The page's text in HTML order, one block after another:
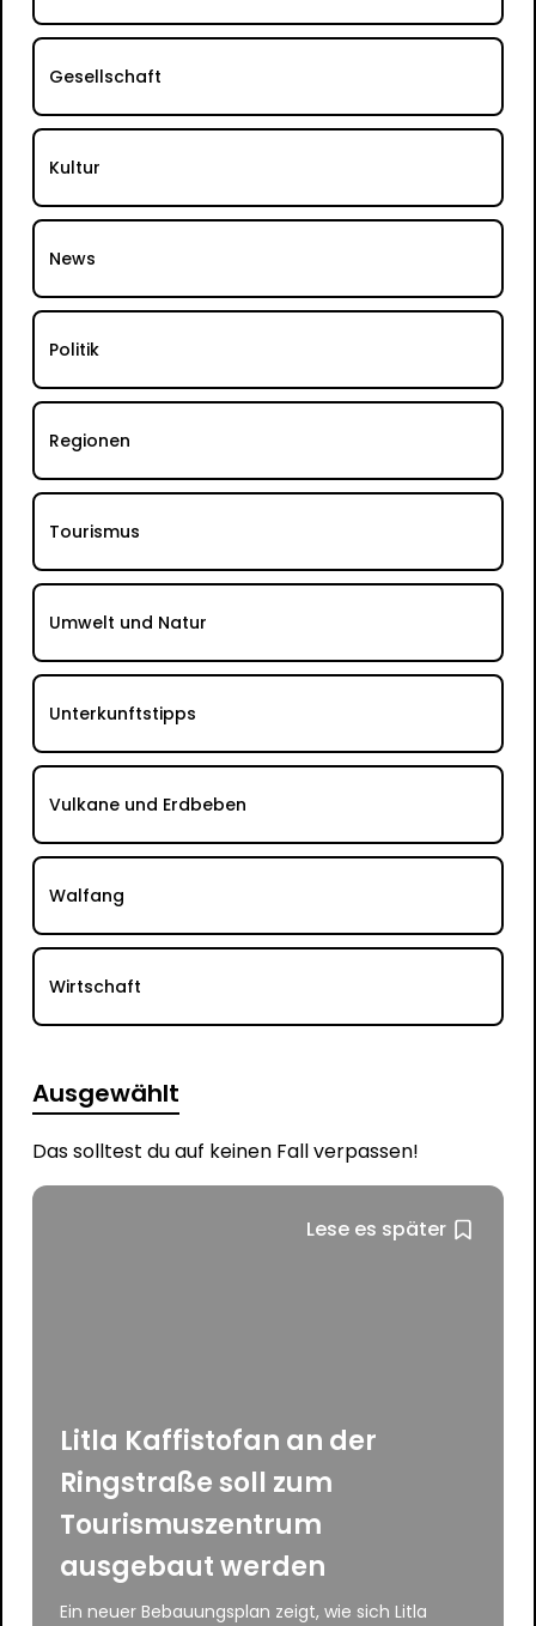
Gesellschaft
Kultur
News
Politik
Regionen
Tourismus
Umwelt und Natur
Unterkunftstipps
Vulkane und Erdbeben
Walfang
Wirtschaft
Ausgewählt
Das solltest du auf keinen Fall verpassen!
Lese es später
Litla Kaffistofan an der
Ringstraße soll zum
Tourismuszentrum
ausgebaut werden
Ein neuer Bebauungsplan zeigt, wie sich Litla